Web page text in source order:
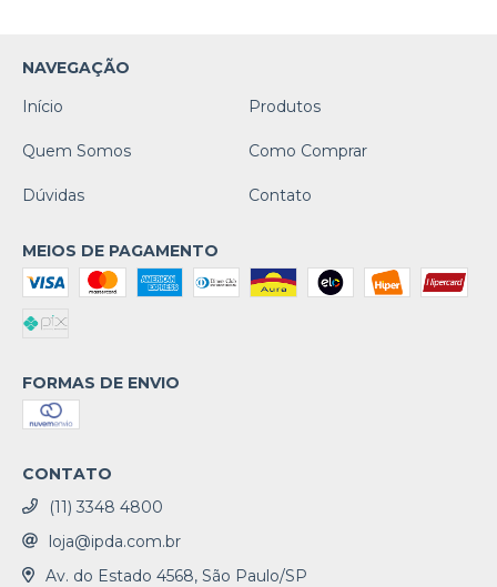
NAVEGAÇÃO
Início
Produtos
Quem Somos Como Comprar
Dúvidas Contato
MEIOS DE PAGAMENTO
FORMAS DE ENVIO
CONTATO
(11) 3348 4800
loja@ipda.com.br
Av. do Estado 4568, São Paulo/SP